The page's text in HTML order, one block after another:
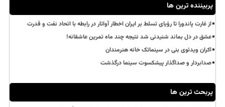
پربیننده ترین ها
از غارت پاندورا تا رؤیای تسلط بر ایران اخطار آواتار در رابطه با اتحاد نفت و قدرت
عشق در دل بماند شنیدنی شد نتیجه چند ماه تمرین عاشقانه!
اکران ویدئوی بنی در سینماتک خانه هنرمندان
صدابردار و صداگذار پیشکسوت سینما درگذشت
پربحث ترین ها